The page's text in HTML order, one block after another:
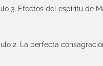
3. Efectos del espíritu de
2. La perfecta